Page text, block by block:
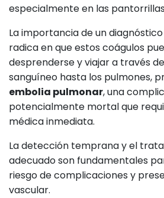
especialmente en las
La importancia de un
radica en que estos coágulos
desprenderse y viajar a través
sanguíneo hasta los pulmones,
embolia pulmonar, una
potencialmente mortal que
médica inmediata.
La detección temprana y el
adecuado son fundamentales
riesgo de complicaciones y
vascular.